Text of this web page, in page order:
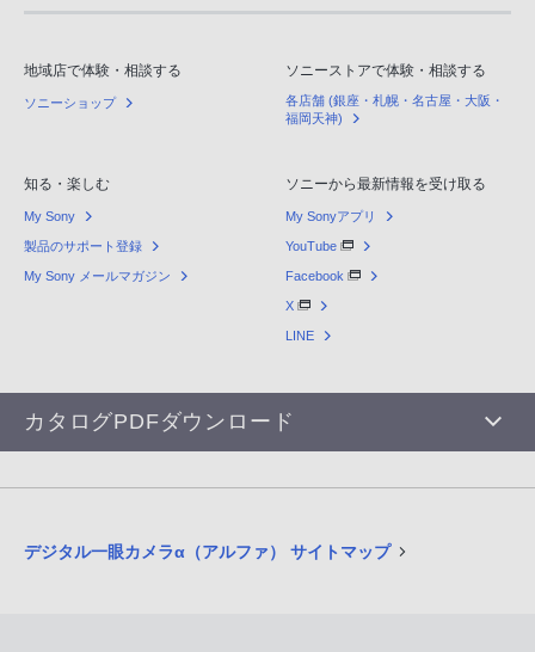
地域店で体験・相談する
ソニーショップ
ソニーストアで体験・相談する
各店舗 (銀座・札幌・名古屋・大阪・
福岡天神)
知る・楽しむ
My Sony
製品のサポート登録
My Sony メールマガジン
ソニーから最新情報を受け取る
My Sonyアプリ
YouTube
Facebook
X
LINE
カタログPDFダウンロード
デジタル一眼カメラα（アルファ） サイトマップ